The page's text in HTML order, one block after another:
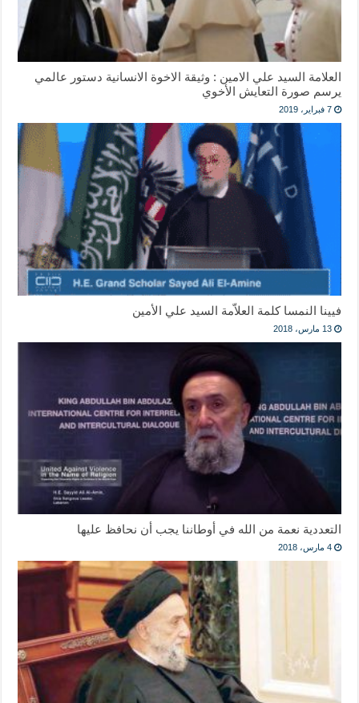
العلامة السيد علي الامين : وثيقة الاخوة الانسانية دستور عالمي
يرسم صورة التعايش الأخوي
7 فبراير، 2019
فيينا النمسا كلمة العلاّمة السيد علي الأمين
13 مارس، 2018
التعددية نعمة من الله في أوطاننا يجب أن نحافظ عليها
4 مارس، 2018